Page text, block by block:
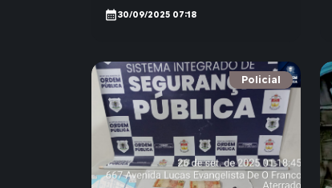
calendar_month30/09/2025 07:18
Policial